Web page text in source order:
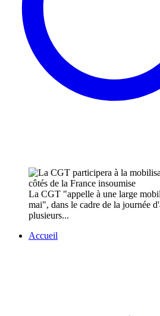
La CGT "appelle à une large
mai", dans le cadre de la journée
plusieurs...
Accueil